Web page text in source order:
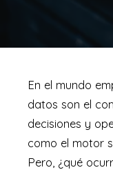
En el mundo
datos son el
decisiones y
como el motor
Pero, ¿qué